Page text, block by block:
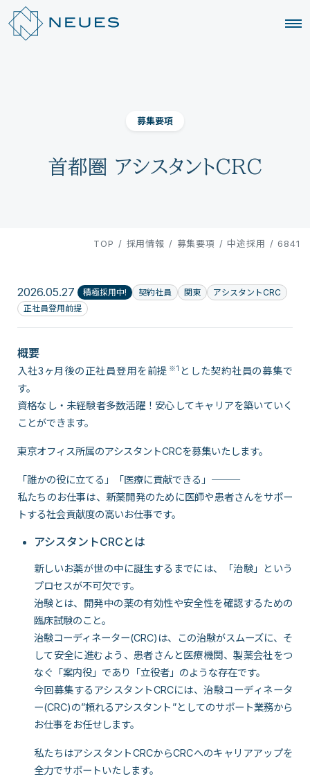
募集要項
首都圏 アシスタントCRC
TOP / 採用情報 / 募集要項 / 中途採用 / 6841
2026.05.27 積極採用中! 契約社員 関東
アシスタントCRC
正社員登用前提
概要
入社3ヶ月後の正社員登用を前提 ※1 とした契約社員の募集で
す。
資格なし・未経験者多数活躍！安心してキャリアを築いていく
ことができます。
東京オフィス所属のアシスタントCRCを募集いたします。
「誰かの役に立てる」「医療に貢献できる」―――
私たちのお仕事は、新薬開発のために医師や患者さんをサポー
トする社会貢献度の高いお仕事です。
アシスタントCRCとは
新しいお薬が世の中に誕生するまでには、「治験」という
プロセスが不可欠です。
治験とは、開発中の薬の有効性や安全性を確認するための
臨床試験のこと。
治験コーディネーター(CRC)は、この治験がスムーズに、そ
して安全に進むよう、患者さんと医療機関、製薬会社をつ
なぐ「案内役」であり「立役者」のような存在です。
今回募集するアシスタントCRCには、治験コーディネータ
ー(CRC)の”頼れるアシスタント”としてのサポート業務から
お仕事をお任せします。
私たちはアシスタントCRCからCRCへのキャリアアップを
全力でサポートいたします。